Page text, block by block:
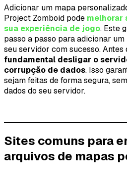
Adicionar um mapa
Project Zomboid pode melhorar
sua experiência de jogo. Este
passo a passo para adicionar
seu servidor com sucesso. Antes
fundamental desligar o
corrupção de dados. Isso
sejam feitas de forma segura,
dados do seu servidor.
Sites comuns para
arquivos de mapas